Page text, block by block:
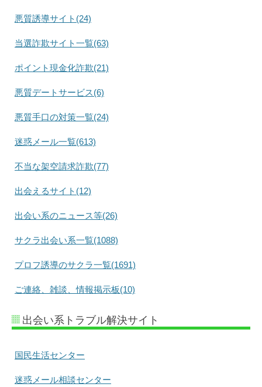
悪質誘導サイト(24)
当選詐欺サイト一覧(63)
ポイント現金化詐欺(21)
悪質デートサービス(6)
悪質手口の対策一覧(24)
迷惑メール一覧(613)
不当な架空請求詐欺(77)
出会えるサイト(12)
出会い系のニュース等(26)
サクラ出会い系一覧(1088)
プロフ誘導のサクラ一覧(1691)
ご連絡、雑談、情報掲示板(10)
出会い系トラブル解決サイト
国民生活センター
迷惑メール相談センター